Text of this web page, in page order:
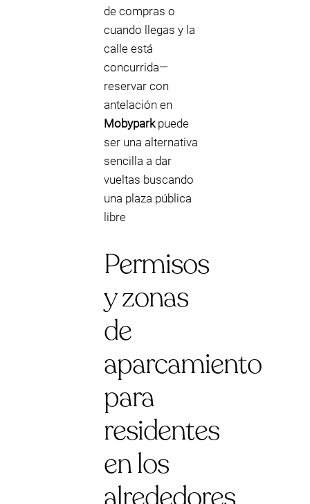
de compras o
cuando llegas y la
calle está
concurrida—
reservar con
antelación en
Mobyparkpuede
ser una alternativa
sencilla a dar
vueltas buscando
una plaza pública
libre
Permisos
y zonas
de
aparcamiento
para
residentes
en los